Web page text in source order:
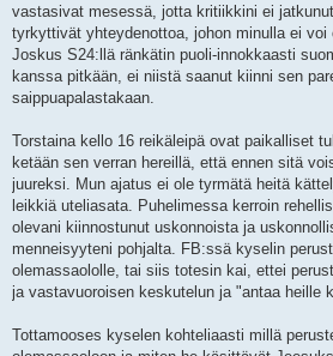
t
i
vastasivat mesessä, jotta kritiikkini ei
tyrkyttivät yhteydenottoa, johon minulla ei voi
Joskus S24:llä ränkätin puoli-innokkaasti
kanssa pitkään, ei niistä saanut kiinni sen
saippuapalastakaan.
Torstaina kello 16 reikäleipä ovat paikalliset
ketään sen verran hereillä, että ennen sitä
juureksi. Mun ajatus ei ole tyrmätä heitä
leikkiä uteliasata. Puhelimessa kerroin
olevani kiinnostunut uskonnoista ja
menneisyyteni pohjalta. FB:ssä kyselin
olemassaololle, tai siis totesin kai, ettei
ja vastavuoroisen keskutelun ja "antaa heille
Tottamooses kyselen kohteliaasti millä